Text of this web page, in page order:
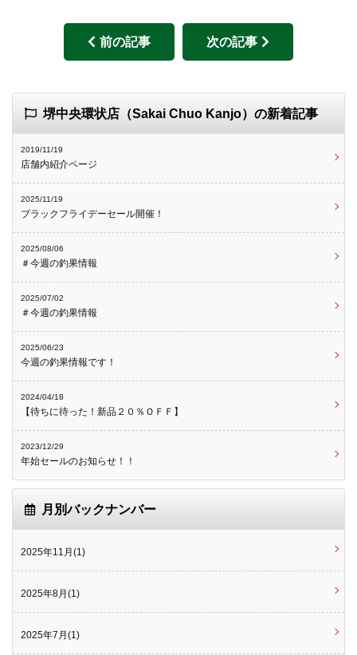
前の記事 次の記事
堺中央環状店（Sakai Chuo Kanjo）の新着記事
2019/11/19
店舗内紹介ページ
2025/11/19
ブラックフライデーセール開催！
2025/08/06
＃今週の釣果情報
2025/07/02
＃今週の釣果情報
2025/06/23
今週の釣果情報です！
2024/04/18
【待ちに待った！新品２０％ＯＦＦ】
2023/12/29
年始セールのお知らせ！！
月別バックナンバー
2025年11月(1)
2025年8月(1)
2025年7月(1)